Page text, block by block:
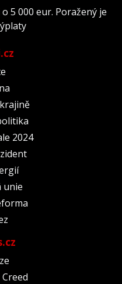
5 000 eur. Poražený je
2024
unie